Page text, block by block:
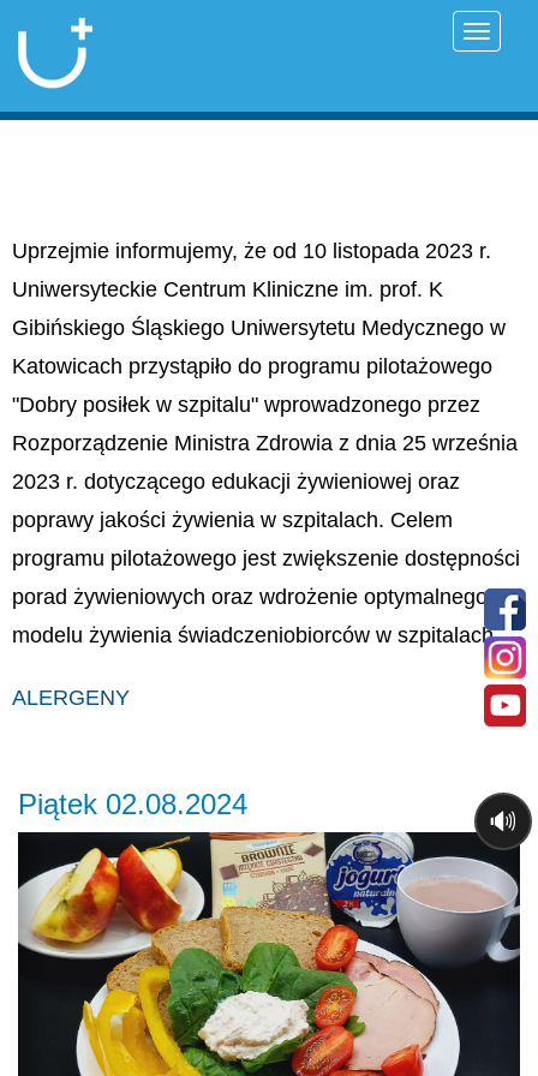
Uprzejmie informujemy, że od 10 listopada 2023 r.
Uniwersyteckie Centrum Kliniczne im. prof. K
Gibińskiego Śląskiego Uniwersytetu Medycznego w
Katowicach przystąpiło do programu pilotażowego
"Dobry posiłek w szpitalu" wprowadzonego przez
Rozporządzenie Ministra Zdrowia z dnia 25 września
2023 r. dotyczącego edukacji żywieniowej oraz
poprawy jakości żywienia w szpitalach. Celem
programu pilotażowego jest zwiększenie dostępności
porad żywieniowych oraz wdrożenie optymalnego
modelu żywienia świadczeniobiorców w szpitalach.
ALERGENY
Piątek 02.08.2024
Previous
🔊